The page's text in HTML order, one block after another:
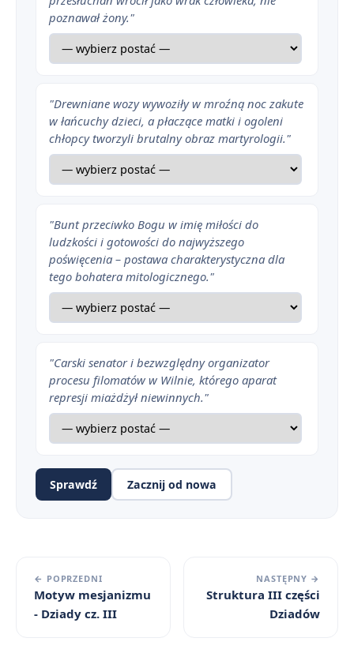
poznawał żony."
"Drewniane wozy wywoziły w mroźną noc zakute
w łańcuchy dzieci, a płaczące matki i ogoleni
chłopcy tworzyli brutalny obraz martyrologii."
"Bunt przeciwko Bogu w imię miłości do
ludzkości i gotowości do najwyższego
poświęcenia – postawa charakterystyczna dla
tego bohatera mitologicznego."
"Carski senator i bezwzględny organizator
procesu filomatów w Wilnie, którego aparat
represji miażdżył niewinnych."
Sprawdź Zacznij od nowa
← POPRZEDNI
Motyw mesjanizmu
- Dziady cz. III
NASTĘPNY →
Struktura III części
Dziadów